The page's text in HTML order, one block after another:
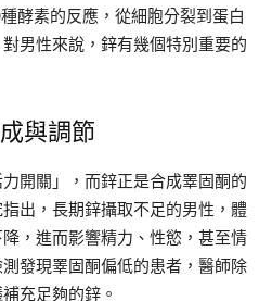
酵素的反應，從細胞分裂到蛋白
男性來說，鋅有幾個特別重要的
與調節
開關」，而鋅正是合成睪固酮的
出，長期鋅攝取不足的男性，體
，進而影響精力、性慾，甚至情
發現睪固酮偏低的患者，醫師除
充足夠的鋅。